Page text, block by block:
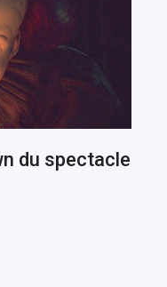
du spectacle